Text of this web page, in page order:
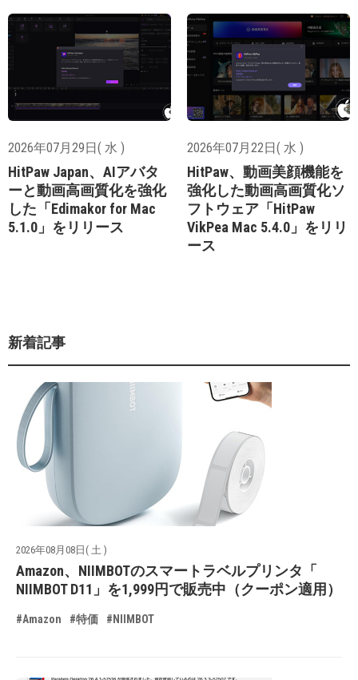
2026年07月29日( 水 )
HitPaw Japan、AIアバタ
ーと動画高画質化を強化
した「Edimakor for Mac
5.1.0」をリリース
2026年07月22日( 水 )
HitPaw、動画美顔機能を
強化した動画高画質化ソ
フトウェア「HitPaw
VikPea Mac 5.4.0」をリリ
ース
新着記事
2026年08月08日( 土 )
Amazon、NIIMBOTのスマートラベルプリンタ「
NIIMBOT D11」を1,999円で販売中（クーポン適用）
#Amazon #特価 #NIIMBOT